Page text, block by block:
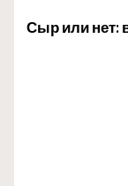
Сыр или нет: